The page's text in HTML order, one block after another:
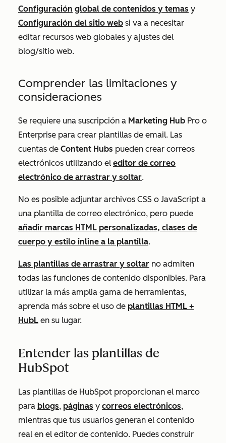
Configuración global de contenidos y temas y
Configuración del sitio web si va a necesitar
editar recursos web globales y ajustes del
blog/sitio web.
Comprender las limitaciones y
consideraciones
Se requiere una suscripción a Marketing Hub Pro o
Enterprise para crear plantillas de email. Las
cuentas de Content Hubs pueden crear correos
electrónicos utilizando el editor de correo
electrónico de arrastrar y soltar.
No es posible adjuntar archivos CSS o JavaScript a
una plantilla de correo electrónico, pero puede
añadir marcas HTML personalizadas, clases de
cuerpo y estilo inline a la plantilla.
Las plantillas de arrastrar y soltar no admiten
todas las funciones de contenido disponibles. Para
utilizar la más amplia gama de herramientas,
aprenda más sobre el uso de plantillas HTML +
HubL en su lugar.
Entender las plantillas de
HubSpot
Las plantillas de HubSpot proporcionan el marco
para blogs, páginas y correos electrónicos,
mientras que tus usuarios generan el contenido
real en el editor de contenido. Puedes construir